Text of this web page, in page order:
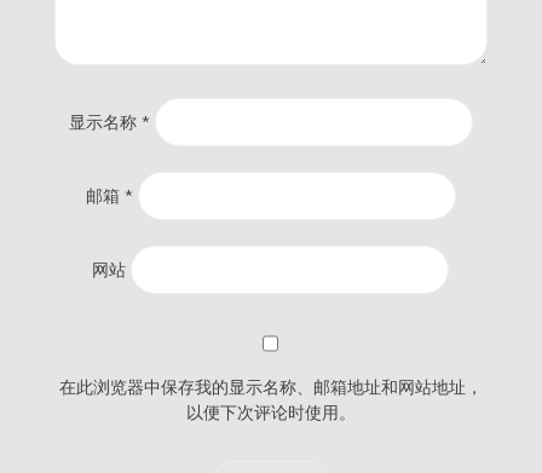
显示名称 *
邮箱 *
网站
在此浏览器中保存我的显示名称、邮箱地址和网站地址，
以便下次评论时使用。